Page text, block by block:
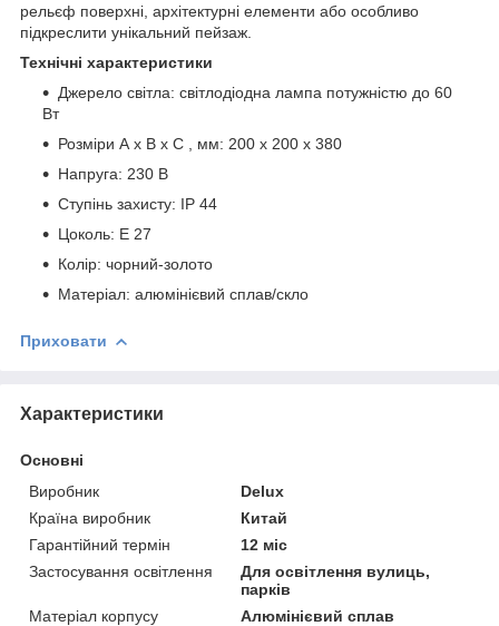
рельєф поверхні, архітектурні елементи або особливо
підкреслити унікальний пейзаж.
Технічні характеристики
Джерело світла: світлодіодна лампа потужністю до 60
Вт
Розміри А х В х С , мм: 200 х 200 х 380
Напруга: 230 В
Ступінь захисту: IP 44
Цоколь: Е 27
Колір: чорний-золото
Матеріал: алюмінієвий сплав/скло
Приховати
Характеристики
Основні
Виробник
Delux
Країна виробник
Китай
Гарантійний термін
12 міс
Застосування освітлення
Для освітлення вулиць,
парків
Матеріал корпусу
Алюмінієвий сплав